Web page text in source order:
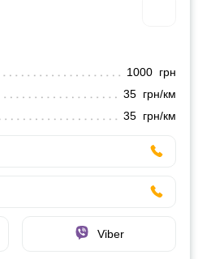
1000 грн
35 грн/км
35 грн/км
Viber